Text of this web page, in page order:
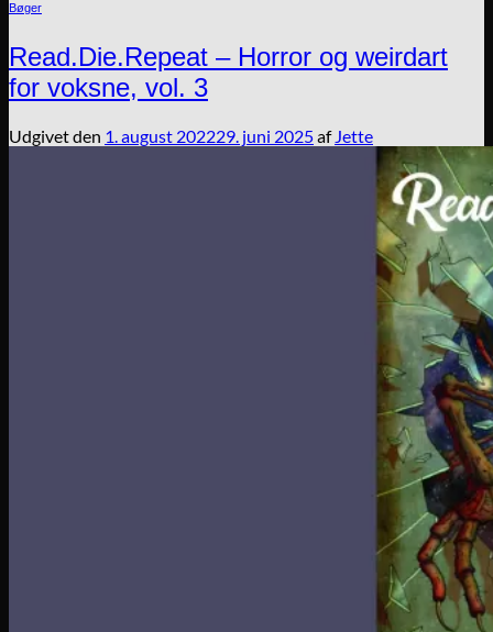
Bøger
Read.Die.Repeat – Horror og weirdart
for voksne, vol. 3
Udgivet den 1. august 202229. juni 2025af Jette